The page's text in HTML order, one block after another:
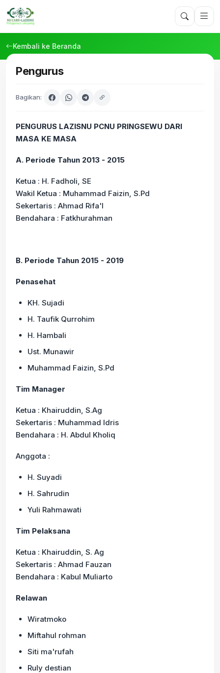
Kembali ke Beranda
Pengurus
Bagikan:
PENGURUS LAZISNU PCNU PRINGSEWU DARI
MASA KE MASA
A. Periode Tahun 2013 - 2015
Ketua : H. Fadholi, SE
Wakil Ketua : Muhammad Faizin, S.Pd
Sekertaris : Ahmad Rifa'I
Bendahara : Fatkhurahman
B. Periode Tahun 2015 - 2019
Penasehat
KH. Sujadi
H. Taufik Qurrohim
H. Hambali
Ust. Munawir
Muhammad Faizin, S.Pd
Tim Manager
Ketua : Khairuddin, S.Ag
Sekertaris : Muhammad Idris
Bendahara : H. Abdul Kholiq
Anggota :
H. Suyadi
H. Sahrudin
Yuli Rahmawati
Tim Pelaksana
Ketua : Khairuddin, S. Ag
Sekertaris : Ahmad Fauzan
Bendahara : Kabul Muliarto
Relawan
Wiratmoko
Miftahul rohman
Siti ma'rufah
Ruly destian